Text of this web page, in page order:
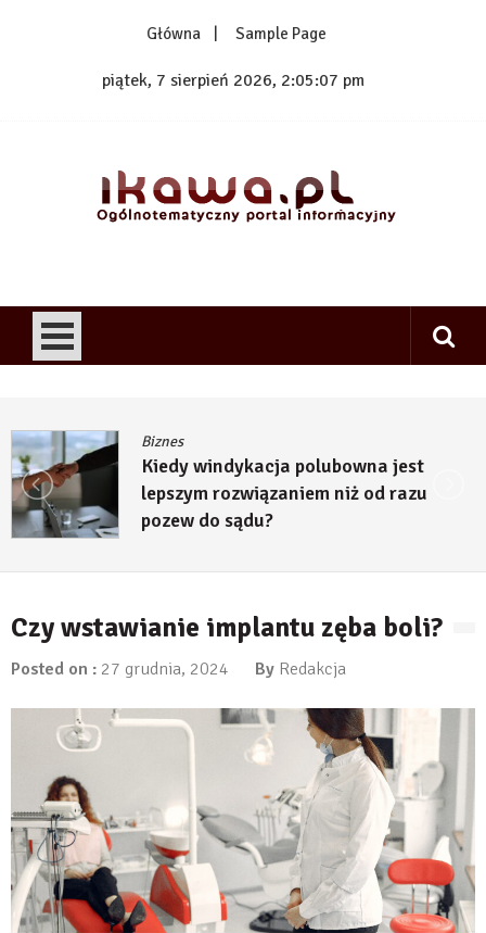
Główna Sample Page
piątek, 7 sierpień 2026, 2:05:07 pm
Biznes
Kiedy windykacja polubowna jest
lepszym rozwiązaniem niż od razu
pozew do sądu?
Czy wstawianie implantu zęba boli?
Posted on : 27 grudnia, 2024 By Redakcja